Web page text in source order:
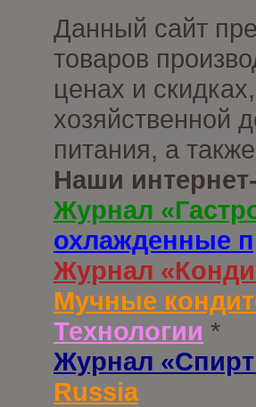
Данный сайт
товаров
ценах и
хозяйственной
питания, а
Наши
Журнал
охлажденные
Журнал
Мучные
Технологии *
Журнал
Russia